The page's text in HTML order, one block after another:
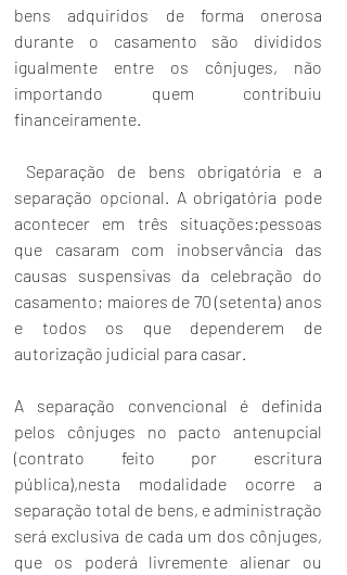
bens adquiridos de forma onerosa
durante o casamento são divididos
igualmente entre os cônjuges, não
importando quem contribuiu
financeiramente.
separação opcional. A obrigatória pode
acontecer em três situações:pessoas
que casaram com inobservância das
causas suspensivas da celebração do
casamento; maiores de 70 (setenta) anos
e todos os que dependerem de
autorização judicial para casar.
A separação convencional é definida
pelos cônjuges no pacto antenupcial
(contrato feito por escritura
pública),nesta modalidade ocorre a
separação total de bens, e administração
será exclusiva de cada um dos cônjuges,
que os poderá livremente alienar ou